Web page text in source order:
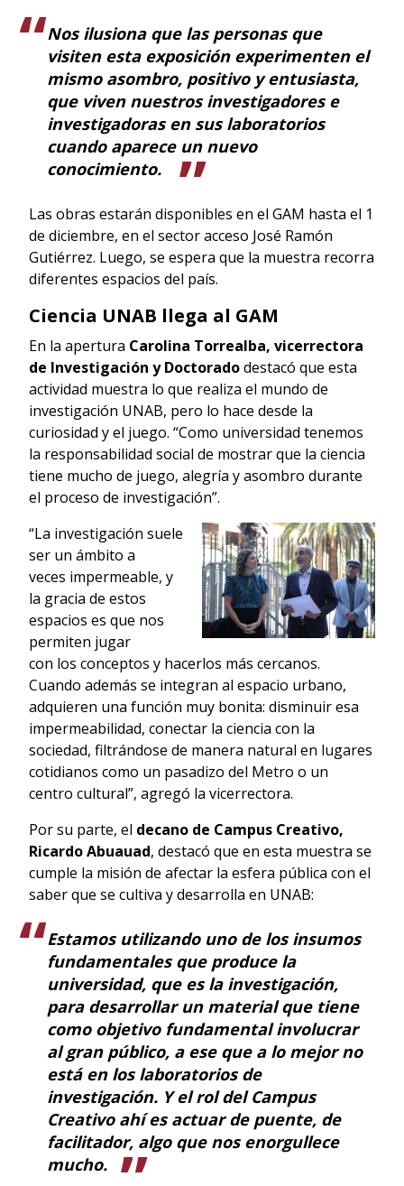
Nos ilusiona que las personas que
visiten esta exposición experimenten el
mismo asombro, positivo y entusiasta,
que viven nuestros investigadores e
investigadoras en sus laboratorios
cuando aparece un nuevo
conocimiento.
Las obras estarán disponibles en el GAM hasta el 1
de diciembre, en el sector acceso José Ramón
Gutiérrez. Luego, se espera que la muestra recorra
diferentes espacios del país.
Ciencia UNAB llega al GAM
En la apertura Carolina Torrealba, vicerrectora
de Investigación y Doctoradodestacó que esta
actividad muestra lo que realiza el mundo de
investigación UNAB, pero lo hace desde la
curiosidad y el juego. “Como universidad tenemos
la responsabilidad social de mostrar que la ciencia
tiene mucho de juego, alegría y asombro durante
el proceso de investigación”.
“La investigación suele
ser un ámbito a
veces impermeable, y
la gracia de estos
espacios es que nos
permiten jugar
con los conceptos y hacerlos más cercanos.
Cuando además se integran al espacio urbano,
adquieren una función muy bonita: disminuir esa
impermeabilidad, conectar la ciencia con la
sociedad, filtrándose de manera natural en lugares
cotidianos como un pasadizo del Metro o un
centro cultural”, agregó la vicerrectora.
Por su parte, el decano de Campus Creativo,
Ricardo Abuauad, destacó que en esta muestra se
cumple la misión de afectar la esfera pública con el
saber que se cultiva y desarrolla en UNAB:
Estamos utilizando uno de los insumos
fundamentales que produce la
universidad, que es la investigación,
para desarrollar un material que tiene
como objetivo fundamental involucrar
al gran público, a ese que a lo mejor no
está en los laboratorios de
investigación. Y el rol del Campus
Creativo ahí es actuar de puente, de
facilitador, algo que nos enorgullece
mucho.